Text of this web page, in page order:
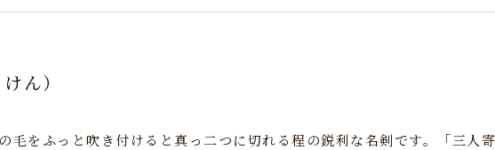
ん）
毛をふっと吹き付けると真っ二つに切れる程の鋭利な名剣です。「三人